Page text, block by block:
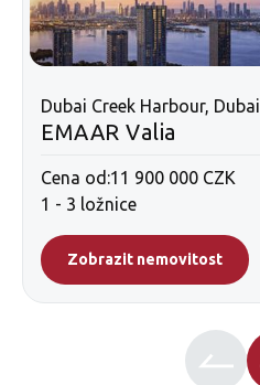
Dubai Creek Harbour, Dubai
EMAAR Valia
Cena od:11 900 000 CZK
1 - 3 ložnice
Zobrazit nemovitost